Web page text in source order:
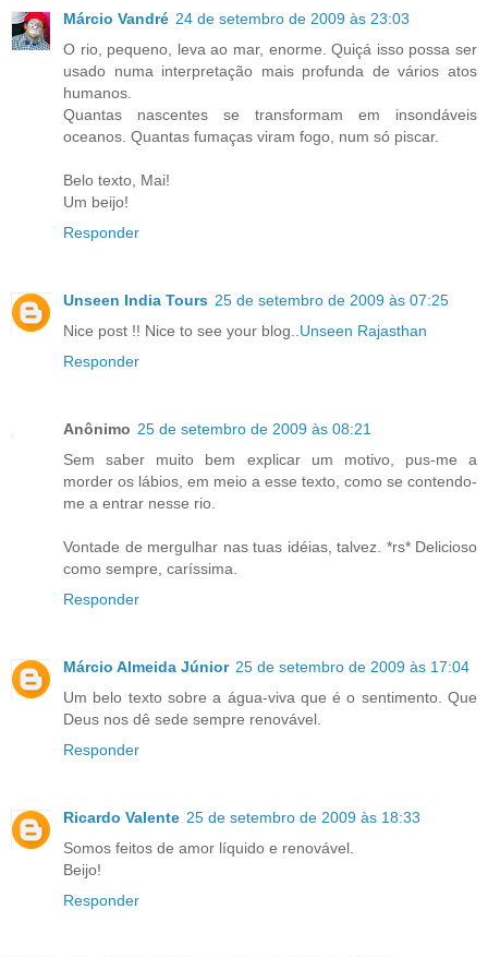
Márcio Vandré 24 de setembro de 2009 às 23:03
O rio, pequeno, leva ao mar, enorme. Quiçá isso possa ser
usado numa interpretação mais profunda de vários atos
humanos.
Quantas nascentes se transformam em insondáveis
oceanos. Quantas fumaças viram fogo, num só piscar.
Belo texto, Mai!
Um beijo!
Responder
Unseen India Tours 25 de setembro de 2009 às 07:25
Nice post !! Nice to see your blog.. Unseen Rajasthan
Responder
Anônimo 25 de setembro de 2009 às 08:21
Sem saber muito bem explicar um motivo, pus-me a
morder os lábios, em meio a esse texto, como se contendo-
me a entrar nesse rio.
Vontade de mergulhar nas tuas idéias, talvez. *rs* Delicioso
como sempre, caríssima.
Responder
Márcio Almeida Júnior 25 de setembro de 2009 às 17:04
Um belo texto sobre a água-viva que é o sentimento. Que
Deus nos dê sede sempre renovável.
Responder
Ricardo Valente 25 de setembro de 2009 às 18:33
Somos feitos de amor líquido e renovável.
Beijo!
Responder